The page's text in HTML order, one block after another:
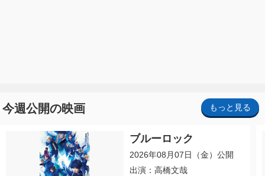
今週公開の映画 もっと見る
ブルーロック
2026年08月07日（金）公開
出演：高橋文哉